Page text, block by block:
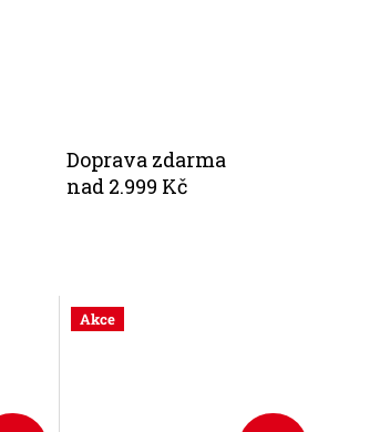
Doprava zdarma
nad 2.999 Kč
Akce